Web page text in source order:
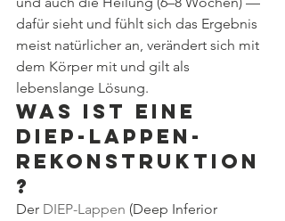
dafür sieht und fühlt sich das Ergebnis
meist natürlicher an, verändert sich mit
dem Körper mit und gilt als
lebenslange Lösung.
Was ist eine
DIEP-Lappen-
Rekonstruktion
?
Der DIEP-Lappen (Deep Inferior